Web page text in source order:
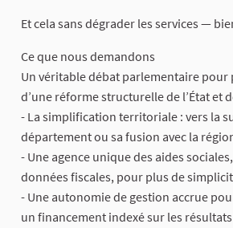
Et cela sans dégrader les services —
Ce que nous demandons
Un véritable débat parlementaire pour
d’une réforme structurelle de l’État et
- La simplification territoriale : vers la
département ou sa fusion avec la
- Une agence unique des aides
données fiscales, pour plus de
- Une autonomie de gestion accrue
un financement indexé sur les